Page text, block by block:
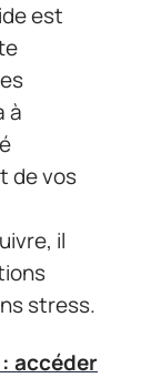
est
à
de vos
il
stress.
accéder